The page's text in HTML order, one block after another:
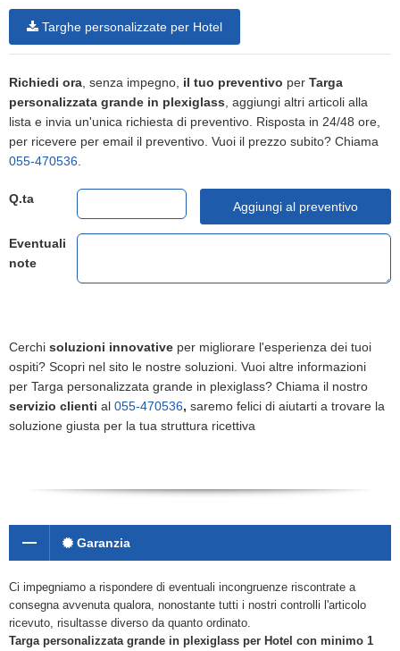
Targhe personalizzate per Hotel
Richiedi ora, senza impegno, il tuo preventivo per Targa
personalizzata grande in plexiglass, aggiungi altri articoli alla
lista e invia un'unica richiesta di preventivo. Risposta in 24/48 ore,
per ricevere per email il preventivo. Vuoi il prezzo subito? Chiama
055-470536.
Q.ta
Aggiungi al preventivo
Eventuali
note
Cerchi soluzioni innovative per migliorare l'esperienza dei tuoi
ospiti? Scopri nel sito le nostre soluzioni. Vuoi altre informazioni
per Targa personalizzata grande in plexiglass? Chiama il nostro
servizio clienti al 055-470536, saremo felici di aiutarti a trovare la
soluzione giusta per la tua struttura ricettiva
Garanzia
Ci impegniamo a rispondere di eventuali incongruenze riscontrate a
consegna avvenuta qualora, nonostante tutti i nostri controlli l'articolo
ricevuto, risultasse diverso da quanto ordinato.
Targa personalizzata grande in plexiglass per Hotel con minimo 1